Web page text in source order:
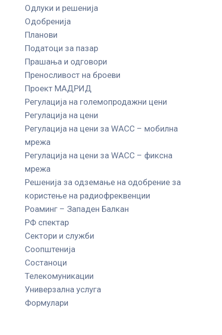
Одлуки и решенија
Одобренија
Планови
Податоци за пазар
Прашања и одговори
Преносливост на броеви
Проект МАДРИД
Регулација на големопродажни цени
Регулација на цени
Регулација на цени за WACC – мобилна
мрежа
Регулација на цени за WACC – фиксна
мрежа
Решенија за одземање на одобрение за
користење на радиофреквенции
Роаминг – Западен Балкан
РФ спектар
Сектори и служби
Соопштенија
Состаноци
Телекомуникации
Универзална услуга
Формулари